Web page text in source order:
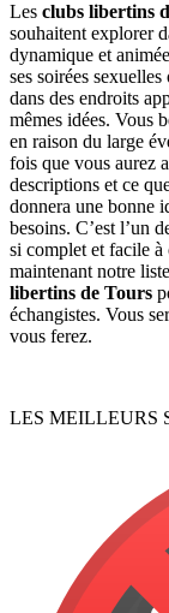
Les clubs libertins
souhaitent explorer
dynamique et
ses soirées
dans des endroits
mêmes idées. Vous
en raison du large
fois que vous aurez
descriptions et ce
donnera une bonne
besoins. C’est l’un
si complet et facile à
maintenant notre
libertins de Tours
échangistes. Vous
vous ferez.
LES MEILLEURS